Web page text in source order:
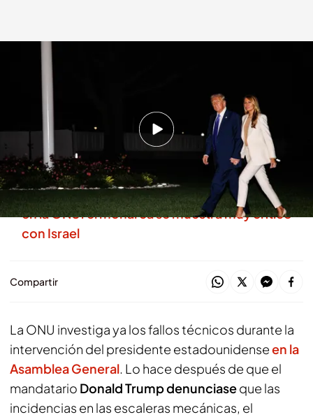
La parada de la escalera mecánica en el edificio
de la ONU es una de las quejas del mandatario
El discurso del rey Felipe VI frente al de Trump
en la ONU: el monarca se muestra muy crítico
con Israel
Compartir
La ONU investiga ya los fallos técnicos durante la
intervención del presidente estadounidenseen la
Asamblea General. Lo hace después de que el
mandatario Donald Trumpdenunciaseque las
incidencias en las escaleras mecánicas, el